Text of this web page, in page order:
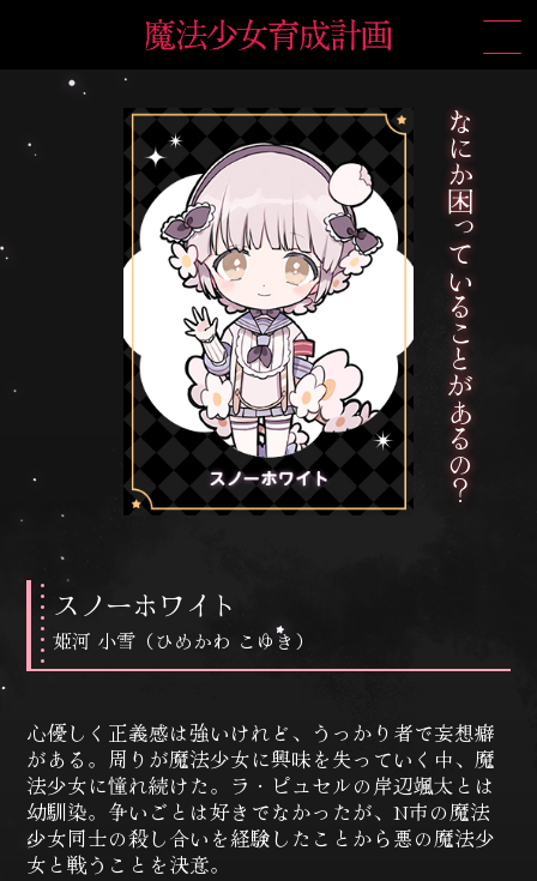
なにか困っていることがあるの？
・・・・・・・・・・スノーホワイト
姫河 小雪（ひめかわ こゆき）
心優しく正義感は強いけれど、うっかり者で妄想癖
がある。周りが魔法少女に興味を失っていく中、魔
法少女に憧れ続けた。ラ・ピュセルの岸辺颯太とは
幼馴染。争いごとは好きでなかったが、N市の魔法
少女同士の殺し合いを経験したことから悪の魔法少
女と戦うことを決意。